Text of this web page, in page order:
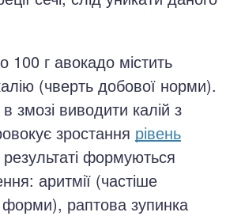
100 г авокадо містить
(чверть добової норми).
змозі виводити калій з
зростання рівень
формуються
аритмії (частіше
форми), раптова зупинка